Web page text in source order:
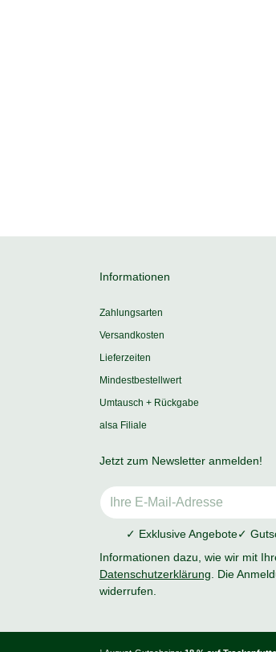
Informationen
Zahlungsarten
Versandkosten
Lieferzeiten
Mindestbestellwert
Umtausch + Rückgabe
alsa Filiale
Jetzt zum Newsletter anmelden!
✓ Exklusive Angebote✓
Informationen dazu, wie wir mit
Datenschutzerklärung . Die
widerrufen.